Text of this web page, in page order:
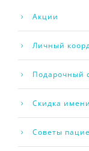
Акции
Личный
Подарочный
Скидка
Советы